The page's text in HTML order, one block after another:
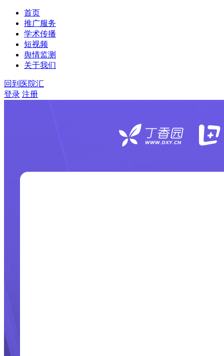
首页
推广服务
学术传播
短视频
舆情监测
关于我们
回到医院汇
登录 注册